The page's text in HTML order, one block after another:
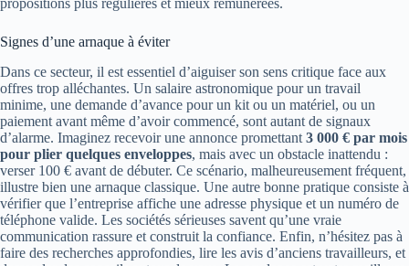
propositions plus régulières et mieux rémunérées.
Signes d’une arnaque à éviter
Dans ce secteur, il est essentiel d’aiguiser son sens critique face aux
offres trop alléchantes. Un salaire astronomique pour un travail
minime, une demande d’avance pour un kit ou un matériel, ou un
paiement avant même d’avoir commencé, sont autant de signaux
d’alarme. Imaginez recevoir une annonce promettant 3 000 € par mois
pour plier quelques enveloppes, mais avec un obstacle inattendu :
verser 100 € avant de débuter. Ce scénario, malheureusement fréquent,
illustre bien une arnaque classique. Une autre bonne pratique consiste à
vérifier que l’entreprise affiche une adresse physique et un numéro de
téléphone valide. Les sociétés sérieuses savent qu’une vraie
communication rassure et construit la confiance. Enfin, n’hésitez pas à
faire des recherches approfondies, lire les avis d’anciens travailleurs, et